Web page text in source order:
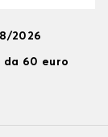
2026
60 euro